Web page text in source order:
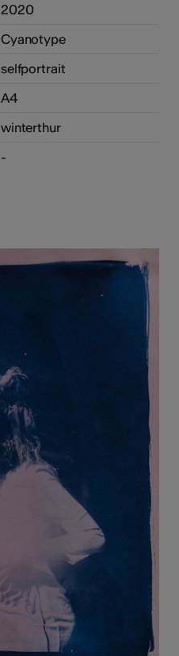
2020
Cyanotype
selfportrait
A4
winterthur
-